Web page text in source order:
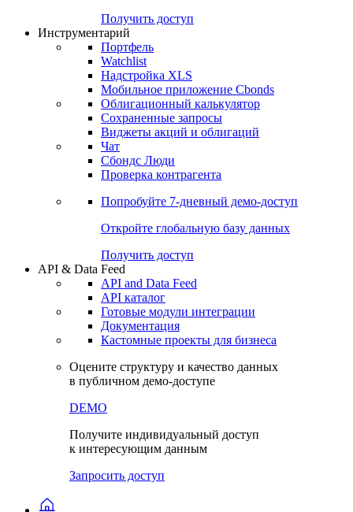
Попробуйте7-дневный
Откройте глобальную базу данных
Получить доступ
Инструментарий
Портфель
Watchlist
Надстройка XLS
Мобильное приложение Cbonds
Облигационный калькулятор
Сохраненные запросы
Чат
Проверка контрагента
Попробуйте7-дневный
Откройте глобальную базу данных
Получить доступ
API & Data Feed
API and Data Feed
Готовые модули интеграции
Документация
в публичном демо-доступе